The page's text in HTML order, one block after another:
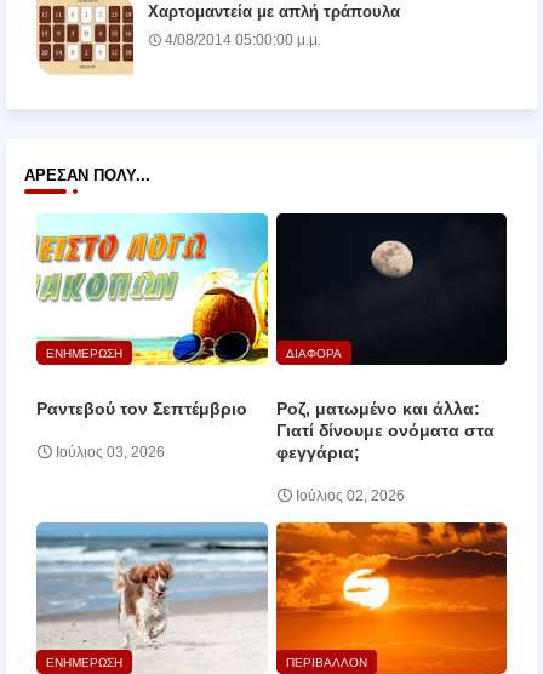
Χαρτομαντεία με απλή τράπουλα
4/08/2014 05:00:00 μ.μ.
ΆΡΕΣΑΝ ΠΟΛΎ...
ΕΝΗΜΕΡΩΣΗ
Ραντεβού τον Σεπτέμβριο
Ιούλιος 03, 2026
ΔΙΑΦΟΡΑ
Ροζ, ματωμένο και άλλα:
Γιατί δίνουμε ονόματα στα
φεγγάρια;
Ιούλιος 02, 2026
ΕΝΗΜΕΡΩΣΗ ΠΕΡΙΒΑΛΛΟΝ